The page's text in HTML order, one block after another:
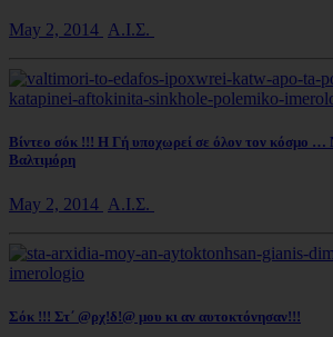
May 2, 2014 Α.Ι.Σ.
Βίντεο σόκ !!! Η Γή υποχωρεί σε όλον τον κόσμο …
Βαλτιμόρη
May 2, 2014 Α.Ι.Σ.
Σόκ !!! Στ΄ @ρχ!δ!@ μου κι αν αυτοκτόνησαν!!!